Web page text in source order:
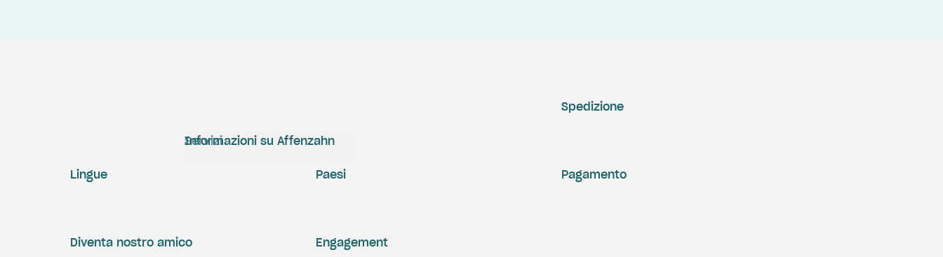
Servizi
Informazioni su Affenzahn
Spedizione
Pagamento
Engagement
Diventa nostro amico
Lingue Paesi